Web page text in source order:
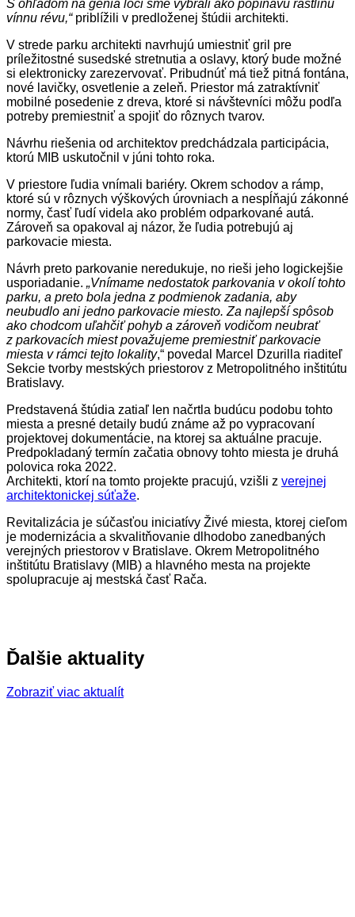
S ohľadom na génia loci sme vybrali ako popínavú rastlinu
vínnu révu,“priblížili v predloženej štúdii architekti.
V strede parku architekti navrhujú umiestniť gril pre
príležitostné susedské stretnutia a oslavy, ktorý bude možné
si elektronicky zarezervovať. Pribudnúť má tiež pitná fontána,
nové lavičky, osvetlenie a zeleň. Priestor má zatraktívniť
mobilné posedenie z dreva, ktoré si návštevníci môžu podľa
potreby premiestniť a spojiť do rôznych tvarov.
Návrhu riešenia od architektov predchádzala participácia,
ktorú MIB uskutočnil v júni tohto roka.
V priestore ľudia vnímali bariéry. Okrem schodov a rámp,
ktoré sú v rôznych výškových úrovniach a nespĺňajú zákonné
normy, časť ľudí videla ako problém odparkované autá.
Zároveň sa opakoval aj názor, že ľudia potrebujú aj
parkovacie miesta.
Návrh preto parkovanie neredukuje, no rieši jeho logickejšie
usporiadanie. „Vnímame nedostatok parkovania v okolí tohto
parku, a preto bola jedna z podmienok zadania, aby
neubudlo ani jedno parkovacie miesto. Za najlepší spôsob
ako chodcom uľahčiť pohyb a zároveň vodičom neubrať
z parkovacích miest považujeme premiestniť parkovacie
miesta v rámci tejto lokality,“ povedal Marcel Dzurilla riaditeľ
Sekcie tvorby mestských priestorov z Metropolitného inštitútu
Bratislavy.
Predstavená štúdia zatiaľ len načrtla budúcu podobu tohto
miesta a presné detaily budú známe až po vypracovaní
projektovej dokumentácie, na ktorej sa aktuálne pracuje.
Predpokladaný termín začatia obnovy tohto miesta je druhá
polovica roka 2022.
Architekti, ktorí na tomto projekte pracujú, vzišli z verejnej
architektonickej súťaže.
Revitalizácia je súčasťou iniciatívy Živé miesta, ktorej cieľom
je modernizácia a skvalitňovanie dlhodobo zanedbaných
verejných priestorov v Bratislave. Okrem Metropolitného
inštitútu Bratislavy (MIB) a hlavného mesta na projekte
spolupracuje aj mestská časť Rača.
Ďalšie aktuality
Zobraziť viac aktualít